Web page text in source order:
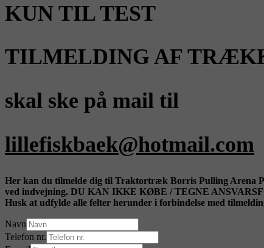
KUN TIL TEST
TILMELDING AF
skal ske på mail til
lillefiskbaek@hotmail.com
Her kan du tilmelde dig til Traktortræk Borris Pulling Arena
ved indvejning. DU KAN IKKE KØBE / TEGNE
Husk at udfylde alle felter herunder i forbindelse med
Navn
Telefon nr.